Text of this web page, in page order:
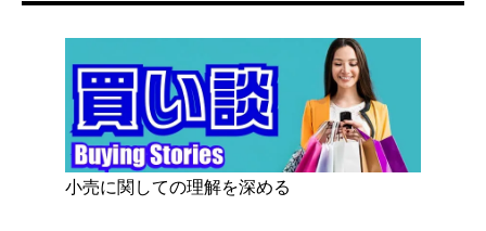
小売に関しての理解を深める